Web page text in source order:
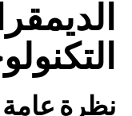
نظرة عامة